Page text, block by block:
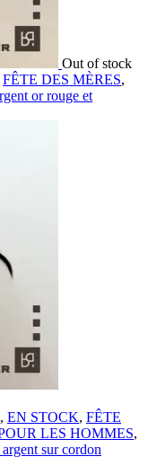
Out of stock
FÊTE DES MÈRES,
or rouge et
, EN STOCK, FÊTE
LES HOMMES,
sur cordon